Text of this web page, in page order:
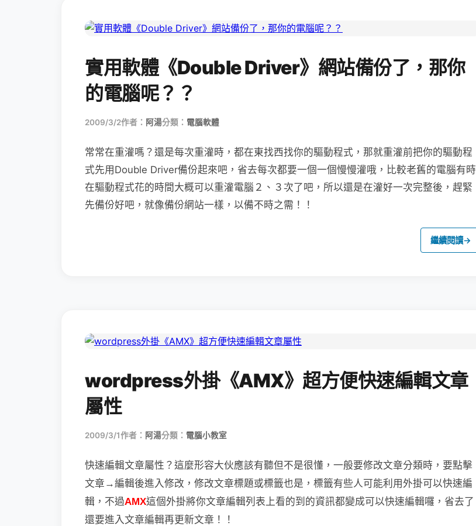
實用軟體《Double Driver》網站備份了，那你
的電腦呢？？
2009/3/2作者： 阿湯分類： 電腦軟體
常常在重灌嗎？還是每次重灌時，都在東找西找你的驅動程式，那就重灌前把你的驅動程
式先用Double Driver備份起來吧，省去每次都要一個一個慢慢灌哦，比較老舊的電腦有時
在驅動程式花的時間大概可以重灌電腦２、３次了吧，所以還是在灌好一次完整後，趕緊
先備份好吧，就像備份網站一樣，以備不時之需！！
繼續閱讀→
wordpress外掛《AMX》超方便快速編輯文章
屬性
2009/3/1作者： 阿湯分類： 電腦小教室
快速編輯文章屬性？這麼形容大伙應該有聽但不是很懂，一般要修改文章分類時，要點擊
文章→編輯後進入修改，修改文章標題或標籤也是，標籤有些人可能利用外掛可以快速編
輯，不過AMX這個外掛將你文章編輯列表上看的到的資訊都變成可以快速編輯囉，省去了
還要進入文章編輯再更新文章！！